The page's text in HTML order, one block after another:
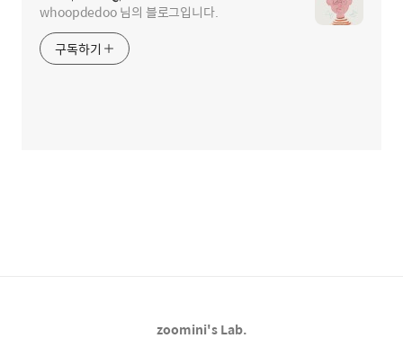
whoopdedoo 님의 블로그입니다.
구독하기
zoomini's Lab.